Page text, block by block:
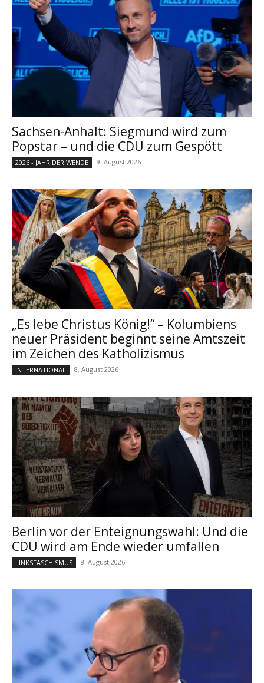
Sachsen-Anhalt: Siegmund wird zum
Popstar – und die CDU zum Gespött
2026 - JAHR DER WENDE 9. August 2026
„Es lebe Christus König!“ – Kolumbiens
neuer Präsident beginnt seine Amtszeit
im Zeichen des Katholizismus
INTERNATIONAL 8. August 2026
Berlin vor der Enteignungswahl: Und die
CDU wird am Ende wieder umfallen
LINKSFASCHISMUS 8. August 2026